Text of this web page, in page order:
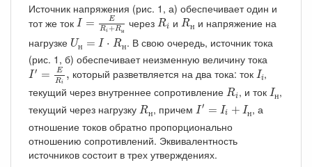
Источник напряжения (рис. 1, а) обеспечивает один и
тот же ток I =
E
Ri+Rн
I=ERi+RнчерезRi
Ri иRн
Rни напряжение на
нагрузке Uн = I ⋅ Rн
Uн =I R
. В свою очередь, источник тока
(рис. 1, б) обеспечивает неизменную величину тока
I ′ =
E
Ri
,
I′=ERi, который разветвляется на два тока: ток Ii
Ii,
текущий через внутреннее сопротивление Ri
Ri , и ток Iн
Iн ,
текущий через нагрузку Rн
Rн , причем I ′ = Ii + Iн
I′= Iн
, а
отношение токов обратно пропорционально
отношению сопротивлений. Эквивалентность
источников состоит в трех утверждениях.